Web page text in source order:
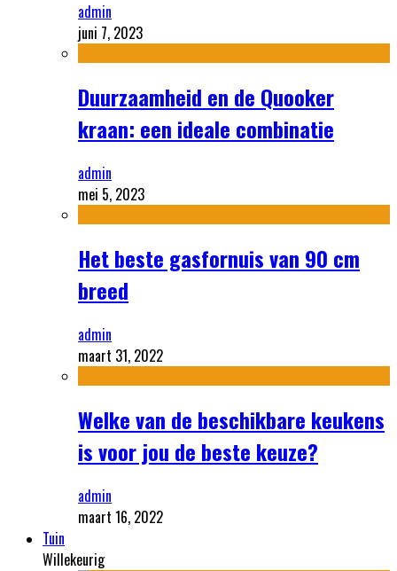
admin
juni 7, 2023
Duurzaamheid en de Quooker
kraan: een ideale combinatie
admin
mei 5, 2023
Het beste gasfornuis van 90 cm
breed
admin
maart 31, 2022
Welke van de beschikbare keukens
is voor jou de beste keuze?
admin
maart 16, 2022
Tuin
Willekeurig